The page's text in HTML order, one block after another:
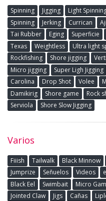
Spinning Jigging Light
Spinning
Jerking Currican
Tai Rubber
Eging Superficie
Texas
Weightless Ultra light
Rockfishing
Shore jigging
Micro jigging
Super Ligh Jigging
Carolina
Drop Shot Volee
Damikirig
Shore game Rock
Serviola
Shore Slow Jigging
Varios
Fiiish Tailwalk Black Minnow
Jumprize
Señuelos Videos
Black Eel
Swimbait Micro
Jointed Claw
Jigs Cañas